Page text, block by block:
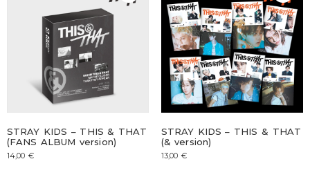
STRAY KIDS – THIS & THAT
(FANS ALBUM version)
14,00€
STRAY KIDS – THIS & THAT
(& version)
13,00 €